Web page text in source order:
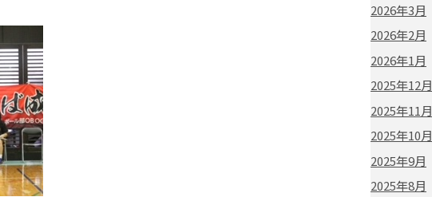
2026年3月
2026年2月
2026年1月
2025年12月
2025年11月
2025年10月
2025年9月
2025年8月